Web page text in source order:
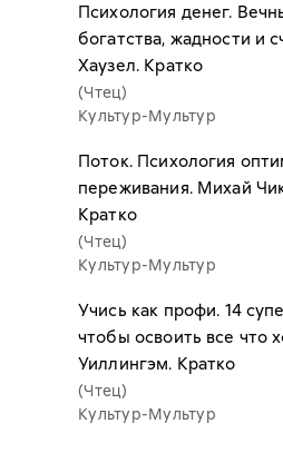
Психология денег.
богатства, жадности и
Хаузел. Кратко
(Чтец)
Культур-Мультур
Поток. Психология
переживания. Михай
Кратко
(Чтец)
Культур-Мультур
Учись как профи. 14
чтобы освоить все что
Уиллингэм. Кратко
(Чтец)
Культур-Мультур